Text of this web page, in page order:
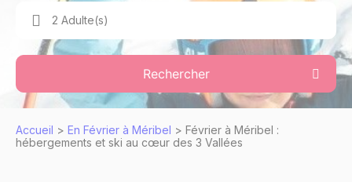
2 Adulte(s)
Rechercher
Accueil > En Février à Méribel > Février à Méribel :
hébergements et ski au cœur des 3 Vallées